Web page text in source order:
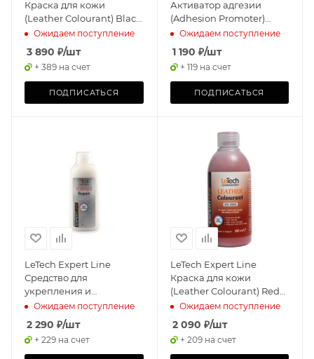
Краска для кожи
(Leather Colourant) Black,
500мл
Ожидаем поступление
3 890 ₽/шт
+ 389 на счет
ПОДПИСАТЬСЯ
Активатор адгезии
(Adhesion Promoter)
145мл
Ожидаем поступление
1 190 ₽/шт
+ 119 на счет
ПОДПИСАТЬСЯ
LeTech Expert Line
Средство для
укрепления и
заполнения мелких
трещин на коже (Surface
repair) 200мл
Ожидаем поступление
2 290 ₽/шт
+ 229 на счет
LeTech Expert Line
Краска для кожи
(Leather Colourant) Red
Oxide, 200мл
Ожидаем поступление
2 090 ₽/шт
+ 209 на счет